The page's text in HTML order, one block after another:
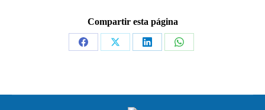
Compartir esta página
Share
Share
Share
Share